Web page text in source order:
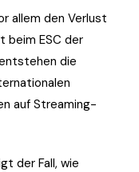
allem den Verlust
beim ESC der
die
auf Streaming-
der Fall, wie